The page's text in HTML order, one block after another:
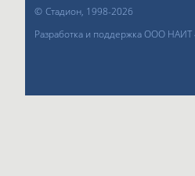
© Стадион, 1998-2026
Разработка и поддержка ООО НАИТ